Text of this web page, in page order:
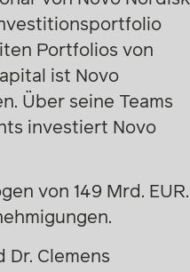
Portfolios von
ist Novo
Über seine Teams
investiert Novo
von 149 Mrd. EUR.
Dr. Clemens